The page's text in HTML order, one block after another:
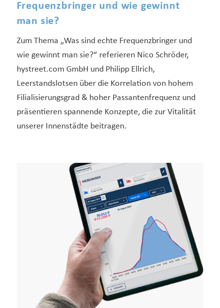
Frequenzbringer und wie gewinnt
man sie?
Zum Thema „Was sind echte Frequenzbringer und
wie gewinnt man sie?“ referieren Nico Schröder,
hystreet.com GmbH und Philipp Ellrich,
Leerstandslotsen über die Korrelation von hohem
Filialisierungsgrad & hoher Passantenfrequenz und
präsentieren spannende Konzepte, die zur Vitalität
unserer Innenstädte beitragen.